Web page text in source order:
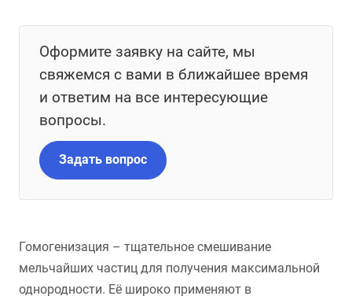
Оформите заявку на сайте, мы
свяжемся с вами в ближайшее время
и ответим на все интересующие
вопросы.
Задать вопрос
Гомогенизация – тщательное смешивание
мельчайших частиц для получения максимальной
однородности. Её широко применяют в